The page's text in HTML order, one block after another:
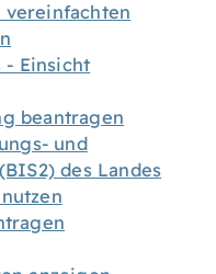
vereinfachten
- Einsicht
beantragen
und
des Landes